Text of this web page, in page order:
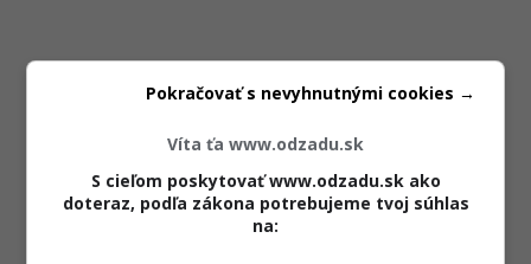
Víta ťa www.odzadu.sk
S cieľom poskytovať www.odzadu.sk ako
doteraz, podľa zákona potrebujeme tvoj súhlas
na:
Pokračovať s nevyhnutnými cookies →